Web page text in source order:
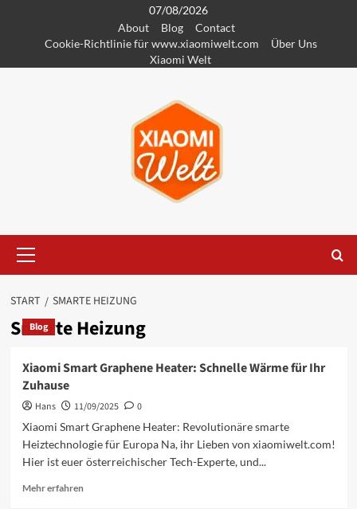
springen
07/08/2026
About
Blog
Contact
Cookie-Richtlinie für www.xiaomiwelt.com
Über Uns
Xiaomi Welt
Menü
START SMARTE HEIZUNG
Smarte Heizung
Blog
Xiaomi Smart Graphene Heater: Schnelle Wärme für Ihr
Zuhause
Hans 11/09/2025
0
Xiaomi Smart Graphene Heater: Revolutionäre smarte
Heiztechnologie für Europa Na, ihr Lieben von xiaomiwelt.com!
Hier ist euer österreichischer Tech-Experte, und...
Mehr erfahrenMehr